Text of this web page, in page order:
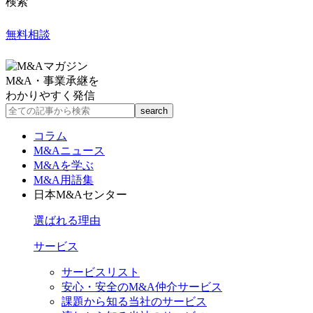
無料相談
M&A・事業承継を
わかりやすく発信
コラム
M&Aニュース
M&Aを学ぶ
M&A用語集
日本M&Aセンター
選ばれる理由
サービス
サービスリスト
安心・安全のM&A仲介サービス
課題から知る当社のサービス